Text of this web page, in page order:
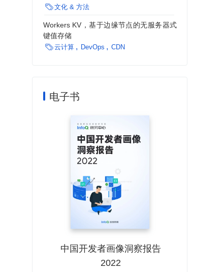
文化 & 方法
Workers KV，基于边缘节点的无服务器式
键值存储
云计算 DevOps CDN
电子书
中国开发者画像洞察报告
2022